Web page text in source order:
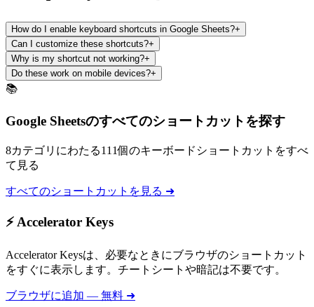
How do I enable keyboard shortcuts in Google Sheets?+
Can I customize these shortcuts?+
Why is my shortcut not working?+
Do these work on mobile devices?+
📚
Google Sheetsのすべてのショートカットを探す
8カテゴリにわたる111個のキーボードショートカットをすべ
て見る
すべてのショートカットを見る ➜
⚡ Accelerator Keys
Accelerator Keysは、必要なときにブラウザのショートカット
をすぐに表示します。チートシートや暗記は不要です。
ブラウザに追加 — 無料 ➜